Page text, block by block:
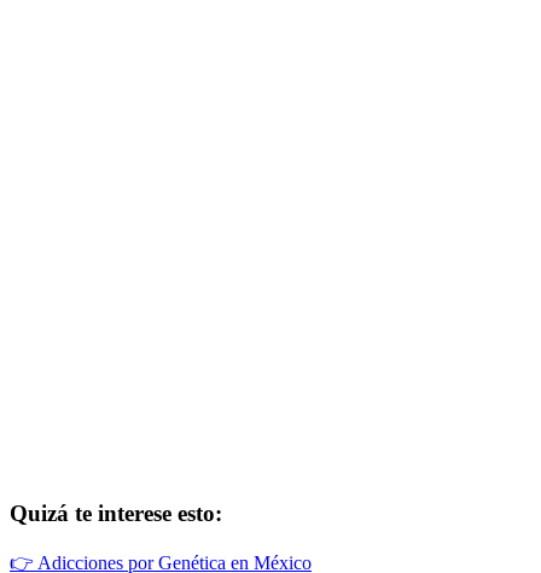
Quizá te interese esto:
👉 Adicciones por Genética en México